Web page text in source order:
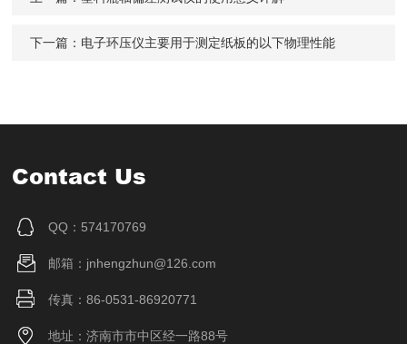
下一篇： 电子环压仪主要用于测定纸板的以下物理性能
Contact Us
QQ：574170769
邮箱：jnhengzhun@126.com
传真：86-0531-86920771
地址：济南市市中区经一路88号